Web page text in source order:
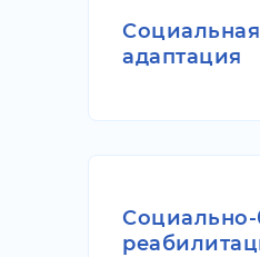
Социальная
адаптация